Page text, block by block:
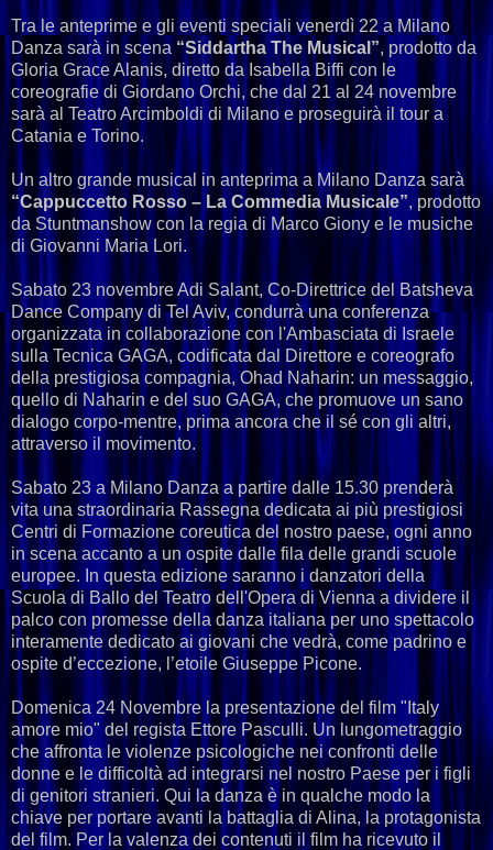
Tra le anteprime e gli eventi speciali venerdì 22 a Milano
Danza sarà in scena “Siddartha The Musical”, prodotto da
Gloria Grace Alanis, diretto da Isabella Biffi con le
coreografie di Giordano Orchi, che dal 21 al 24 novembre
sarà al Teatro Arcimboldi di Milano e proseguirà il tour a
Catania e Torino.
Un altro grande musical in anteprima a Milano Danza sarà
“Cappuccetto Rosso – La Commedia Musicale”, prodotto
da Stuntmanshow con la regia di Marco Giony e le musiche
di Giovanni Maria Lori.
Sabato 23 novembre Adi Salant, Co-Direttrice del Batsheva
Dance Company di Tel Aviv, condurrà una conferenza
organizzata in collaborazione con l'Ambasciata di Israele
sulla Tecnica GAGA, codificata dal Direttore e coreografo
della prestigiosa compagnia, Ohad Naharin: un messaggio,
quello di Naharin e del suo GAGA, che promuove un sano
dialogo corpo-mentre, prima ancora che il sé con gli altri,
attraverso il movimento.
Sabato 23 a Milano Danza a partire dalle 15.30 prenderà
vita una straordinaria Rassegna dedicata ai più prestigiosi
Centri di Formazione coreutica del nostro paese, ogni anno
in scena accanto a un ospite dalle fila delle grandi scuole
europee. In questa edizione saranno i danzatori della
Scuola di Ballo del Teatro dell'Opera di Vienna a dividere il
palco con promesse della danza italiana per uno spettacolo
interamente dedicato ai giovani che vedrà, come padrino e
ospite d’eccezione, l’etoile Giuseppe Picone.
Domenica 24 Novembre la presentazione del film "Italy
amore mio" del regista Ettore Pasculli. Un lungometraggio
che affronta le violenze psicologiche nei confronti delle
donne e le difficoltà ad integrarsi nel nostro Paese per i figli
di genitori stranieri. Qui la danza è in qualche modo la
chiave per portare avanti la battaglia di Alina, la protagonista
del film. Per la valenza dei contenuti il film ha ricevuto il